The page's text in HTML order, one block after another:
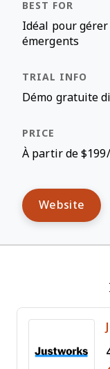
Idéal pour
émergents
Démo gratuite
À partir de
Website